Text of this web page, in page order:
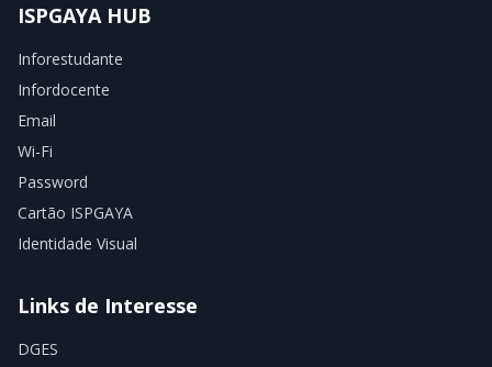
ISPGAYA HUB
Inforestudante
Infordocente
Email
Wi-Fi
Password
Cartão ISPGAYA
Identidade Visual
Links de Interesse
DGES